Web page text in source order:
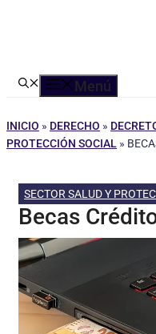
Menú
INICIO » DERECHO »
PROTECCIÓN SOCIAL »
SECTOR SALUD Y
Becas